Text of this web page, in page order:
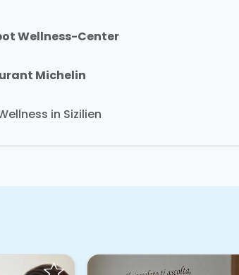
Wellness-Center
Michelin
in Sizilien